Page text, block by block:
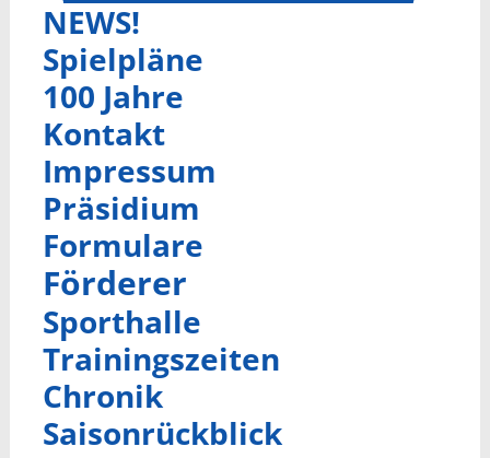
NEWS!
Spielpläne
100 Jahre
Kontakt
Impressum
Präsidium
Formulare
Förderer
Sporthalle
Trainingszeiten
Chronik
Saisonrückblick